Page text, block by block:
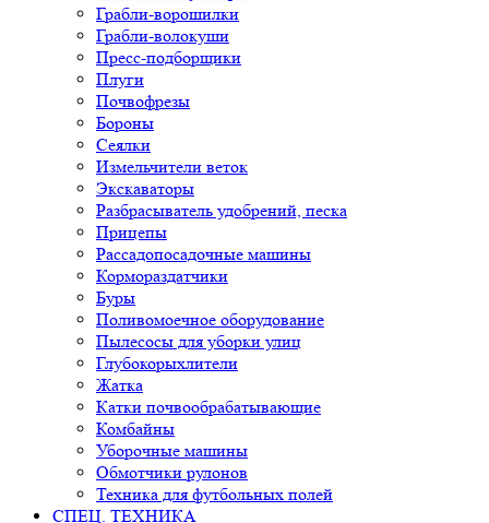
Грабли-ворошилки
Грабли-волокуши
Пресс-подборщики
Плуги
Почвофрезы
Бороны
Сеялки
Измельчители веток
Экскаваторы
Разбрасыватель удобрений, песка
Прицепы
Рассадопосадочные машины
Кормораздатчики
Буры
Поливомоечное оборудование
Пылесосы для уборки улиц
Глубокорыхлители
Жатка
Катки почвообрабатывающие
Комбайны
Уборочные машины
Обмотчики рулонов
Техника для футбольных полей
СПЕЦ. ТЕХНИКА